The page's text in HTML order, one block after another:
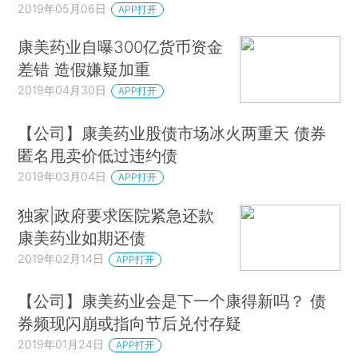
2019年05月06日 APP打开
康美药业自曝300亿货币资金
差错 造假嫌疑加重
2019年04月30日 APP打开
【公司】康美药业股债市场冰火两重天 债券
匿名甩卖价低过违约债
2019年03月04日 APP打开
独家|政府要求医院紧急还款
康美药业如期还债
2019年02月14日 APP打开
【公司】康美药业会是下一个康得新吗？ 债
券频现闪崩或指向节后兑付存疑
2019年01月24日 APP打开